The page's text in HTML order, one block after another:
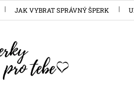
JAK VYBRAT SPRÁVNÝ ŠPERK